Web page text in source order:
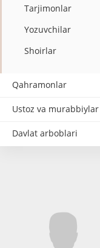
Tarjimonlar
Yozuvchilar
Shoirlar
Qahramonlar
Ustoz va murabbiylar
Davlat arboblari